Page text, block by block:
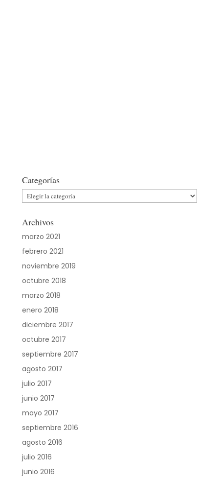
Categorías
Categorías
Archivos
marzo 2021
febrero 2021
noviembre 2019
octubre 2018
marzo 2018
enero 2018
diciembre 2017
octubre 2017
septiembre 2017
agosto 2017
julio 2017
junio 2017
mayo 2017
septiembre 2016
agosto 2016
julio 2016
junio 2016